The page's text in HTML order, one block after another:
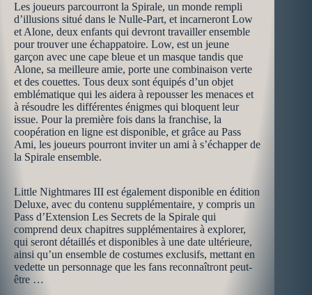
Les joueurs parcourront la Spirale, un monde rempli
d’illusions situé dans le Nulle-Part, et incarneront Low
et Alone, deux enfants qui devront travailler ensemble
pour trouver une échappatoire. Low, est un jeune
garçon avec une cape bleue et un masque tandis que
Alone, sa meilleure amie, porte une combinaison verte
et des couettes. Tous deux sont équipés d’un objet
emblématique qui les aidera à repousser les menaces et
à résoudre les différentes énigmes qui bloquent leur
issue. Pour la première fois dans la franchise, la
coopération en ligne est disponible, et grâce au Pass
Ami, les joueurs pourront inviter un ami à s’échapper de
la Spirale ensemble.
Little Nightmares III est également disponible en édition
Deluxe, avec du contenu supplémentaire, y compris un
Pass d’Extension Les Secrets de la Spirale qui
comprend deux chapitres supplémentaires à explorer,
qui seront détaillés et disponibles à une date ultérieure,
ainsi qu’un ensemble de costumes exclusifs, mettant en
vedette un personnage que les fans reconnaîtront peut-
être …